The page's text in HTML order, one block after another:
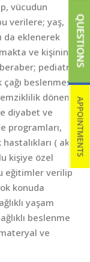
vücudun
verilere; yaş,
da eklenerek
ve kişinin
pediatrik
beslenmesi,
dönemi
diyabet ve
programları,
( akut
kişiye özel
eğitimler verilip
konuda
yaşam
beslenme
ve